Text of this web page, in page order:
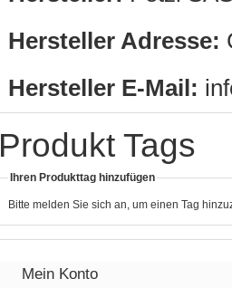
Hersteller Adresse:
Hersteller E-Mail:
Produkt Tags
Ihren Produkttag hinzufügen
Bitte melden Sie sich an, um einen Tag
Mein Konto